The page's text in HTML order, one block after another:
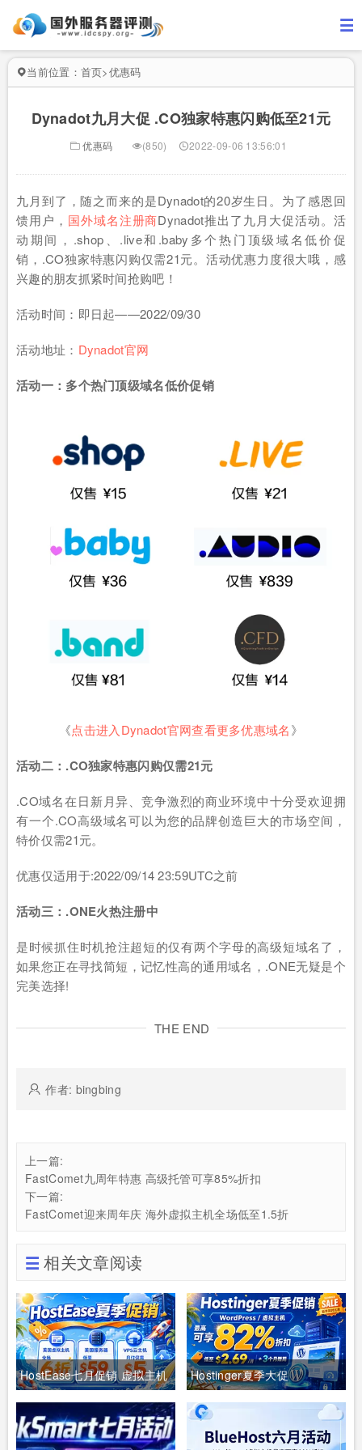
当前位置： 首页>优惠码
Dynadot九月大促 .CO独家特惠闪购低至21元
优惠码 (850) 2022-09-06 13:56:01
九月到了，随之而来的是Dynadot的20岁生日。为了感恩回
馈用户， 国外域名注册商Dynadot推出了九月大促活动。活
动期间，.shop、.live和.baby多个热门顶级域名低价促
销，.CO独家特惠闪购仅需21元。活动优惠力度很大哦，感
兴趣的朋友抓紧时间抢购吧！
活动时间：即日起——2022/09/30
活动地址： Dynadot官网
活动一：多个热门顶级域名低价促销
《点击进入Dynadot官网查看更多优惠域名》
活动二：.CO独家特惠闪购仅需21元
.CO域名在日新月异、竞争激烈的商业环境中十分受欢迎拥
有一个.CO高级域名可以为您的品牌创造巨大的市场空间，
特价仅需21元。
优惠仅适用于:2022/09/14 23:59UTC之前
活动三：.ONE火热注册中
是时候抓住时机抢注超短的仅有两个字母的高级短域名了，
如果您正在寻找简短，记忆性高的通用域名，.ONE无疑是个
完美选择!
THE END
作者: bingbing
上一篇:
FastComet九周年特惠 高级托管可享85%折扣
下一篇:
FastComet迎来周年庆 海外虚拟主机全场低至1.5折
相关文章阅读
HostEase七月促销 虚拟主机
全场6折 美国服务器仅$49 年
付VPS低至$34.9 RTX5090
Hostinger夏季大促
WordPress/虚拟主机最高可
享82%折扣 低至$2.69/月+3